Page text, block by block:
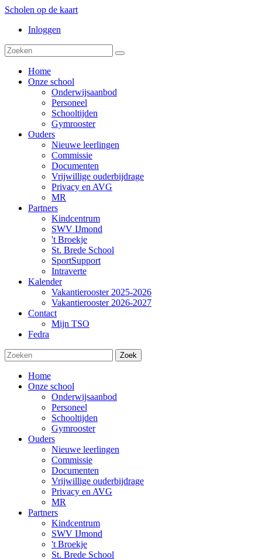
Scholen op de kaart
Inloggen
Home
Onze school
Onderwijsaanbod
Personeel
Schooltijden
Gymrooster
Ouders
Nieuwe leerlingen
Commissie
Documenten
Vrijwillige ouderbijdrage
Privacy en AVG
MR
Partners
Kindcentrum
SWV IJmond
't Broekje
St. Brede School
SportSupport
Intraverte
Kalender
Vakantierooster 2025-2026
Vakantierooster 2026-2027
Contact
Mijn TSO
Fedra
Zoek
Home
Onze school
Onderwijsaanbod
Personeel
Schooltijden
Gymrooster
Ouders
Nieuwe leerlingen
Commissie
Documenten
Vrijwillige ouderbijdrage
Privacy en AVG
MR
Partners
Kindcentrum
SWV IJmond
't Broekje
St. Brede School